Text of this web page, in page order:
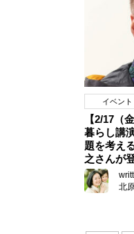
イベント
【2/17（
暮らし講
題を考え
之さんが
北